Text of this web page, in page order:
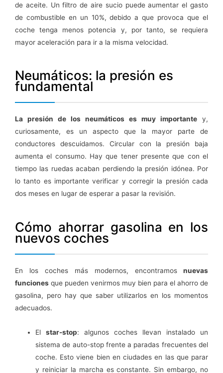
de aceite. Un filtro de aire sucio puede aumentar el gasto
de combustible en un 10%, debido a que provoca que el
coche tenga menos potencia y, por tanto, se requiera
mayor aceleración para ir a la misma velocidad.
Neumáticos: la presión es
fundamental
La presión de los neumáticos es muy importante y,
curiosamente, es un aspecto que la mayor parte de
conductores descuidamos. Circular con la presión baja
aumenta el consumo. Hay que tener presente que con el
tiempo las ruedas acaban perdiendo la presión idónea. Por
lo tanto es importante verificar y corregir la presión cada
dos meses en lugar de esperar a pasar la revisión.
Cómo ahorrar gasolina en los
nuevos coches
En los coches más modernos, encontramos nuevas
funciones que pueden venirmos muy bien para el ahorro de
gasolina, pero hay que saber utilizarlos en los momentos
adecuados.
Elstar-stop: algunos coches llevan instalado un
sistema de auto-stop frente a paradas frecuentes del
coche. Esto viene bien en ciudades en las que parar
y reiniciar la marcha es constante. Sin embargo, no